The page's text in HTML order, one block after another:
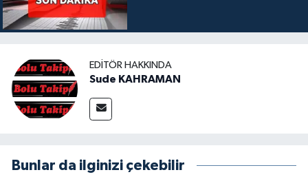
EDITÖR HAKKINDA
Sude KAHRAMAN
Bunlar da ilginizi çekebilir